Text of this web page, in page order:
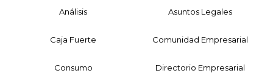
Análisis Asuntos Legales
Caja Fuerte Comunidad Empresarial
Consumo Directorio Empresarial